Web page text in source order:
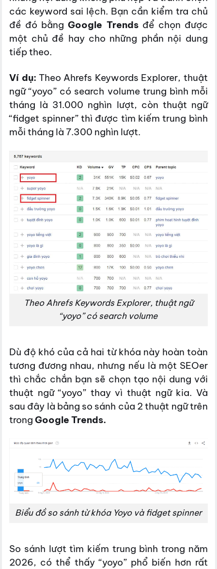
các keyword sai lệch. Bạn cần kiểm tra chủ
đề đó bằngGoogle Trendsđể chọn được
một chủ đề hay cho những phần nội dung
tiếp theo.
Ví dụ:Theo Ahrefs Keywords Explorer, thuật
ngữ “yoyo” có search volume trung bình mỗi
tháng là 31.000 nghìn lượt, còn thuật ngữ
“fidget spinner” thì được tìm kiếm trung bình
mỗi tháng là 7.300 nghìn lượt.
Theo Ahrefs Keywords Explorer, thuật ngữ
“yoyo” có search volume
Dù độ khó của cả hai từ khóa này hoàn toàn
tương đương nhau, nhưng nếu là một SEOer
thì chắc chắn bạn sẽ chọn tạo nội dung với
thuật ngữ “yoyo” thay vì thuật ngữ kia. Và
sau đây là bảng so sánh của 2 thuật ngữ trên
trongGoogle Trends.
Biểu đồ so sánh từ khóa Yoyo và fidget spinner
So sánh lượt tìm kiếm trung bình trong năm
2026, có thể thấy “yoyo” phổ biến hơn rất